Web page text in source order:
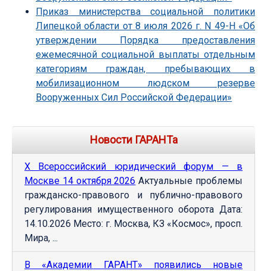
Приказ министерства социальной политики
Липецкой области от 8 июля 2026 г. N 49-Н «Об
утверждении Порядка предоставления
ежемесячной социальной выплаты отдельным
категориям граждан, пребывающих в
мобилизационном людском резерве
Вооруженных Сил Российской Федерации»
Новости ГАРАНТа
Х Всероссийский юридический форум — в
Москве 14 октября 2026 Актуальные проблемы
гражданско-правового и публично-правового
регулирования имущественного оборота Дата:
14.10.2026 Место: г. Москва, КЗ «Космос», просп.
Мира, ...
В «Академии ГАРАНТ» появились новые